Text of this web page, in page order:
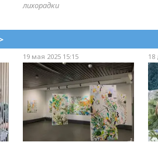
лихорадки
19 мая 2025 15:15 18